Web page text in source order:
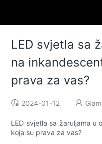
LED svjetla sa
na
prava za vas?
2024-01-12
LED svjetla sa žaruljama u
koja su prava za vas?